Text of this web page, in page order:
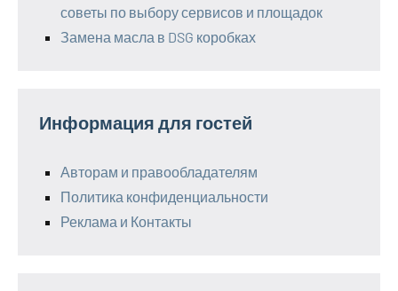
советы по выбору сервисов и площадок
Замена масла в DSG коробках
Информация для гостей
Авторам и правообладателям
Политика конфиденциальности
Реклама и Контакты